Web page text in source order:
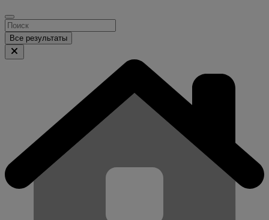
Все результаты